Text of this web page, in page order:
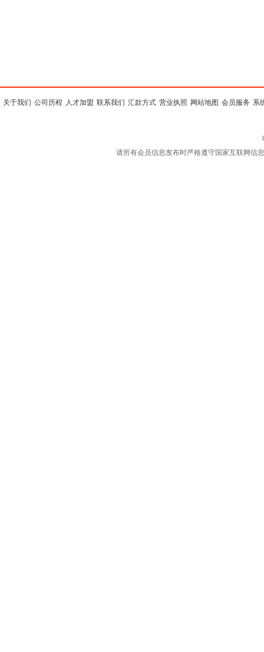
关于我们 公司历程 人才加盟 联系我们 汇款方式 营业执照 网站地图 会员服务 系
请所有会员信息发布时严格遵守国家互联网信